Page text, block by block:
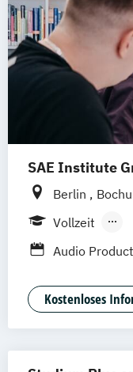
SAE Institute
Berlin
Köln
Leipzig
Vollzeit
Audio
Digital Film
Game Art
Kostenloses